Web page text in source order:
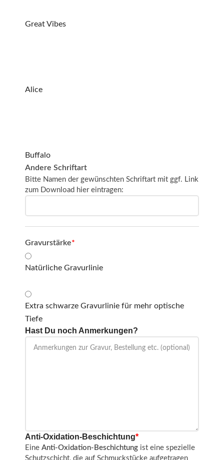
Great Vibes
Alice
Buffalo
Andere Schriftart
Bitte Namen der gewünschten Schriftart mit ggf. Link
zum Download hier eintragen:
*
Gravurstärke
Natürliche Gravurlinie
Extra schwarze Gravurlinie für mehr optische
Tiefe
Hast Du noch Anmerkungen?
*
Anti-Oxidation-Beschichtung
Eine Anti-Oxidation-Beschichtung ist eine spezielle
Schutzschicht, die auf Schmuckstücke aufgetragen